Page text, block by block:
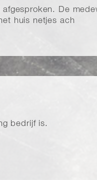
De
huis netjes ach
bedrijf is.